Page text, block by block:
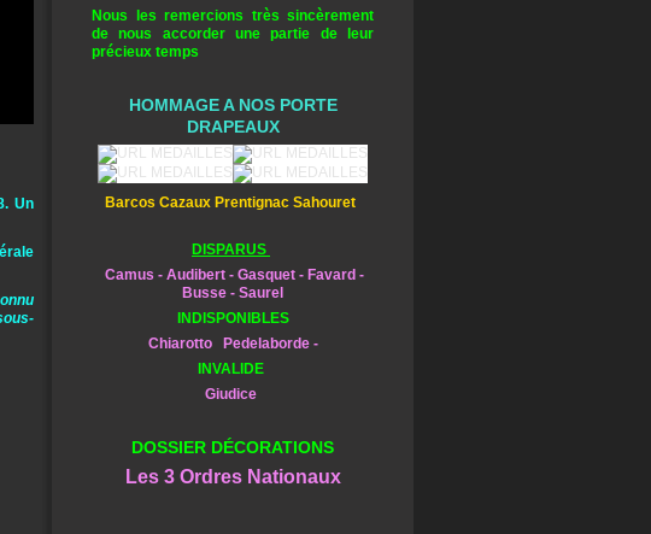
Un
Nous les remercions très sincèrement
de nous accorder une partie de leur
précieux temps
HOMMAGE A NOS PORTE
DRAPEAUX
Barcos Cazaux Prentignac Sahouret
DISPARUS
Camus - Audibert - Gasquet - Favard -
Busse - Saurel
INDISPONIBLES
Chiarotto Pedelaborde -
INVALIDE
Giudice
DOSSIER DÉCORATIONS
Les 3 Ordres Nationaux